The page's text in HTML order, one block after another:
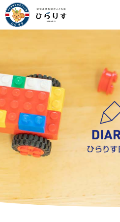
月
消
防
車
と
水
く
ん